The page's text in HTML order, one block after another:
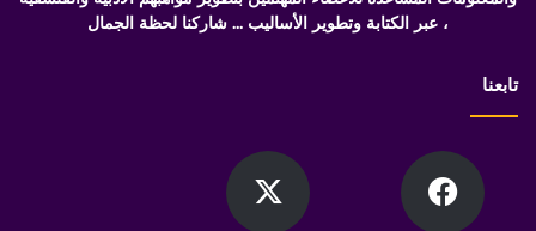
، عبر الكتابة وتطوير الأساليب ... شاركنا لحظة الجمال
تابعنا